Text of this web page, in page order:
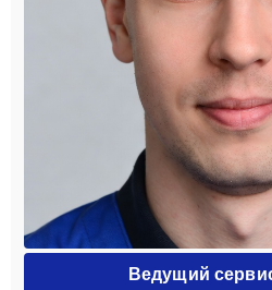
Ведущий